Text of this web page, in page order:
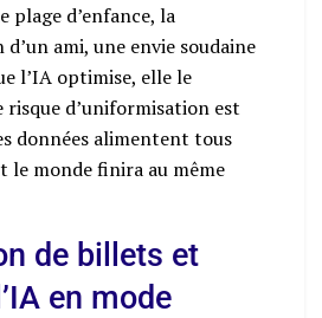
plage d’enfance, la
ami, une envie soudaine
l’IA optimise, elle le
risque d’uniformisation est
données alimentent tous
le monde finira au même
de billets et
en mode